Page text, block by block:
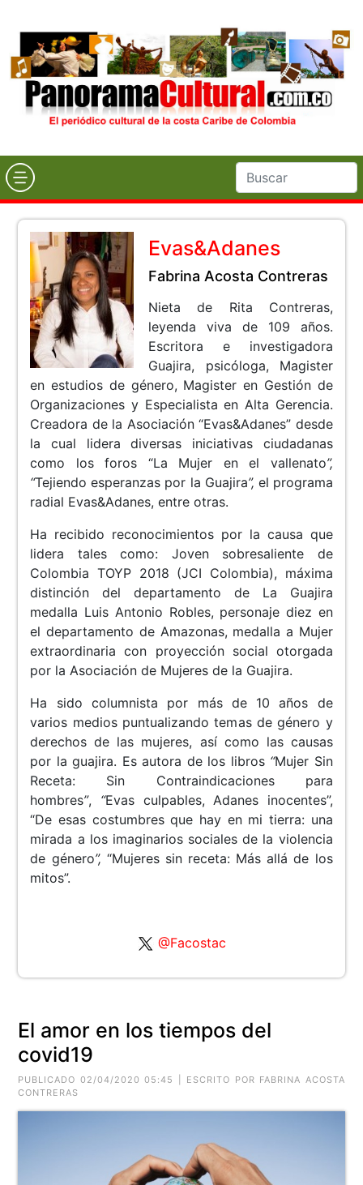
Evas&Adanes
Fabrina Acosta Contreras
Nieta de Rita Contreras,
leyenda viva de 109 años.
Escritora e investigadora
Guajira, psicóloga, Magister
en estudios de género, Magister en Gestión de
Organizaciones y Especialista en Alta Gerencia.
Creadora de la Asociación “Evas&Adanes” desde
la cual lidera diversas iniciativas ciudadanas
como los foros “La Mujer en el vallenato”,
“Tejiendo esperanzas por la Guajira”, el programa
radial Evas&Adanes, entre otras.
Ha recibido reconocimientos por la causa que
lidera tales como: Joven sobresaliente de
Colombia TOYP 2018 (JCI Colombia), máxima
distinción del departamento de La Guajira
medalla Luis Antonio Robles, personaje diez en
el departamento de Amazonas, medalla a Mujer
extraordinaria con proyección social otorgada
por la Asociación de Mujeres de la Guajira.
Ha sido columnista por más de 10 años de
varios medios puntualizando temas de género y
derechos de las mujeres, así como las causas
por la guajira. Es autora de los libros “Mujer Sin
Receta: Sin Contraindicaciones para
hombres”, “Evas culpables, Adanes inocentes”,
“De esas costumbres que hay en mi tierra: una
mirada a los imaginarios sociales de la violencia
de género”, “Mujeres sin receta: Más allá de los
mitos”.
@Facostac
El amor en los tiempos del
covid19
PUBLICADO 02/04/2020 05:45 | ESCRITO POR FABRINA ACOSTA
CONTRERAS